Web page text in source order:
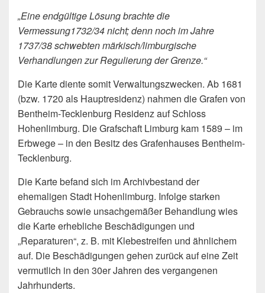
„Eine endgültige Lösung brachte die
Vermessung1732/34 nicht; denn noch im Jahre
1737/38 schwebten märkisch/limburgische
Verhandlungen zur Regulierung der Grenze.“
Die Karte diente somit Verwaltungszwecken. Ab 1681
(bzw. 1720 als Hauptresidenz) nahmen die Grafen von
Bentheim-Tecklenburg Residenz auf Schloss
Hohenlimburg. Die Grafschaft Limburg kam 1589 – im
Erbwege – in den Besitz des Grafenhauses Bentheim-
Tecklenburg.
Die Karte befand sich im Archivbestand der
ehemaligen Stadt Hohenlimburg. Infolge starken
Gebrauchs sowie unsachgemäßer Behandlung wies
die Karte erhebliche Beschädigungen und
„Reparaturen“, z. B. mit Klebestreifen und ähnlichem
auf. Die Beschädigungen gehen zurück auf eine Zeit
vermutlich in den 30er Jahren des vergangenen
Jahrhunderts.